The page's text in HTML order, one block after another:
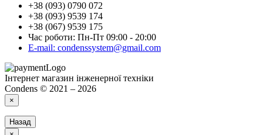
+38 (093) 0790 072
+38 (093) 9539 174
+38 (067) 9539 175
Час роботи: Пн-Пт 09:00 - 20:00
E-mail: condenssystem@gmail.com
Інтернет магазин інженерної техніки
Condens © 2021 – 2026
×
Назад